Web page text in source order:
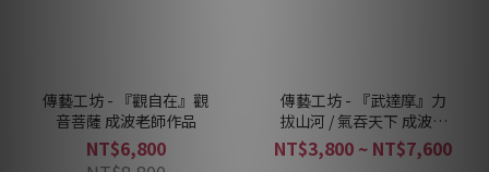
傳藝工坊 - 『觀自在』觀
音菩薩 成波老師作品
NT$6,800
傳藝工坊 - 『武達摩』力
拔山河 / 氣吞天下 成波老
師作品 達摩祖師
NT$3,800 ~ NT$7,600